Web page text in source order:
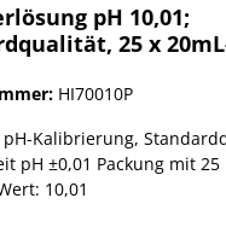
pH 10,01;
25 x
HI70010P
pH-Kalibrierung,
pH ±0,01 Packung mit
10,01